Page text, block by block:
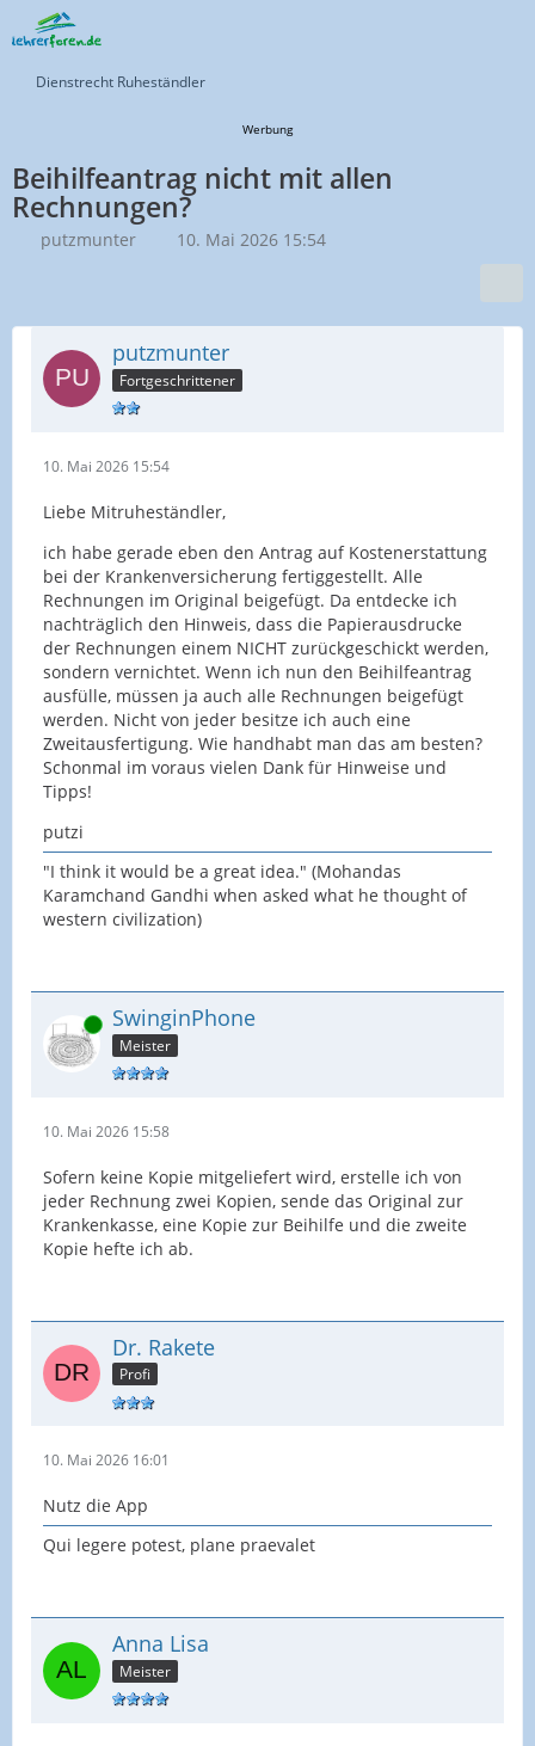
Dienstrecht Ruheständler
Werbung
Beihilfeantrag nicht mit allen
Rechnungen?
putzmunter 10. Mai 2026 15:54
putzmunter
Fortgeschrittener
10. Mai 2026 15:54
Liebe Mitruheständler,
ich habe gerade eben den Antrag auf Kostenerstattung
bei der Krankenversicherung fertiggestellt. Alle
Rechnungen im Original beigefügt. Da entdecke ich
nachträglich den Hinweis, dass die Papierausdrucke
der Rechnungen einem NICHT zurückgeschickt werden,
sondern vernichtet. Wenn ich nun den Beihilfeantrag
ausfülle, müssen ja auch alle Rechnungen beigefügt
werden. Nicht von jeder besitze ich auch eine
Zweitausfertigung. Wie handhabt man das am besten?
Schonmal im voraus vielen Dank für Hinweise und
Tipps!
putzi
"I think it would be a great idea." (Mohandas
Karamchand Gandhi when asked what he thought of
western civilization)
Online SwinginPhone
Meister
10. Mai 2026 15:58
Sofern keine Kopie mitgeliefert wird, erstelle ich von
jeder Rechnung zwei Kopien, sende das Original zur
Krankenkasse, eine Kopie zur Beihilfe und die zweite
Kopie hefte ich ab.
Dr. Rakete
Profi
10. Mai 2026 16:01
Nutz die App
Qui legere potest, plane praevalet
Anna Lisa
Meister